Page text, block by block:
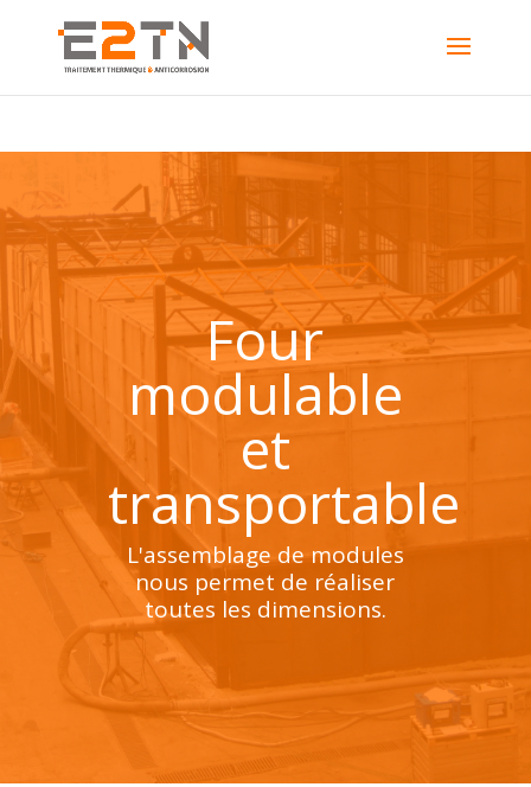
Four
modulable
et
transportable
L'assemblage de modules
nous permet de réaliser
toutes les dimensions.